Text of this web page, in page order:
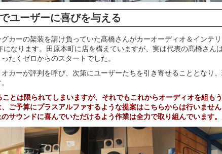
ユーザーに喜びを与える
カーの架装を請け負っていた髙橋さんがカーオーディオ＆インテ
になります。田原本町に店を構えていますが、実は代表の髙橋さん
たくゼロからのスタートでした。
カーが評判を呼び、次第にユーザーたちを引き寄せることとなり
ことは限られてしまいますが、それでもこれからオーディオを組も
ご予算にプラスアルファするような提案はこちらからは行いませ
サウンドに喜んでいただけるよう作業は全力で取り組んでいます。